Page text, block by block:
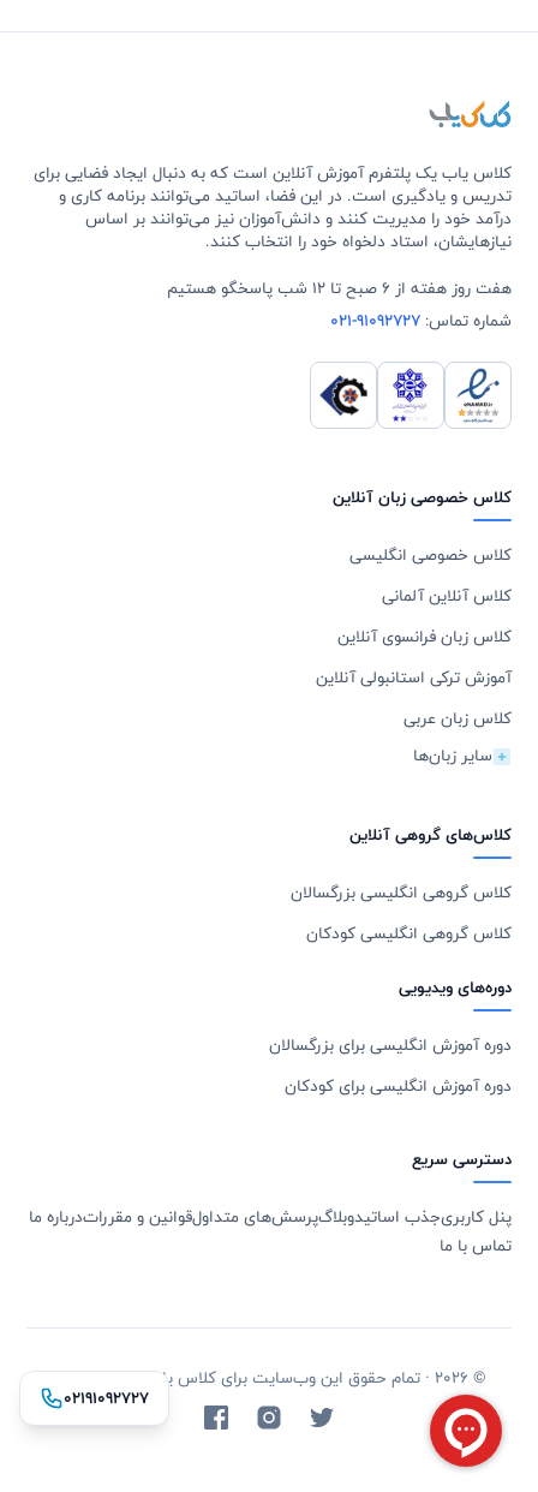
کلاس یاب یک پلتفرم آموزش آنلاین است که به دنبال ایجاد فضایی برای
تدریس و یادگیری است. در این فضا، اساتید می‌توانند برنامه کاری و
درآمد خود را مدیریت کنند و دانش‌آموزان نیز می‌توانند بر اساس
نیازهایشان، استاد دلخواه خود را انتخاب کنند.
هفت روز هفته از 6 صبح تا 12 شب پاسخگو هستیم
شماره تماس:021-91092727
کلاس خصوصی زبان آنلاین
کلاس خصوصی انگلیسی
کلاس آنلاین آلمانی
کلاس زبان فرانسوی آنلاین
آموزش ترکی استانبولی آنلاین
کلاس زبان عربی
سایر زبان‌ها
کلاس‌های گروهی آنلاین
کلاس گروهی انگلیسی بزرگسالان
کلاس گروهی انگلیسی کودکان
دوره‌های ویدیویی
دوره آموزش انگلیسی برای بزرگسالان
دوره آموزش انگلیسی برای کودکان
دسترسی سریع
پنل کاربریجذب اساتیدوبلاگپرسش‌های متداولقوانین و مقرراتدرباره ما
تماس با ما
© 2026 · تمام حقوق این وب‌سایت برای کلاس یاب محفوظ است.
۰۲۱۹۱۰۹۲۷۲۷